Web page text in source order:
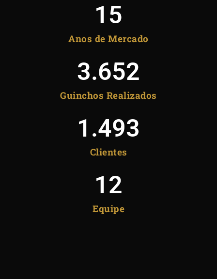
Anos de Mercado
15
Guinchos Realizados
3.652
Clientes
1.493
Equipe
12